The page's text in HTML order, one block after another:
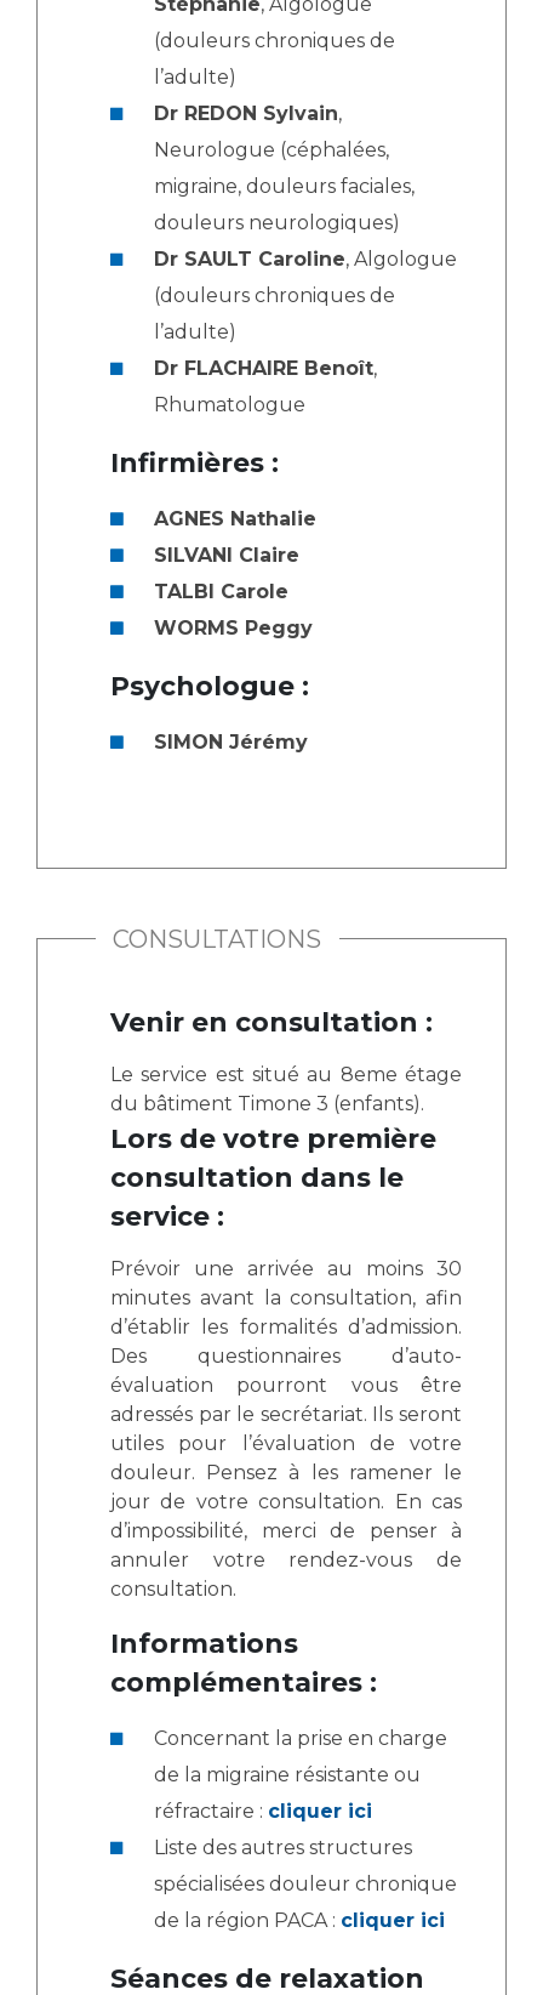
(douleurs chroniques de
l’adulte)
Dr REDON Sylvain,
Neurologue (céphalées,
migraine, douleurs faciales,
douleurs neurologiques)
Dr SAULT Caroline, Algologue
(douleurs chroniques de
l’adulte)
Dr FLACHAIRE Benoît,
Rhumatologue
Infirmières :
AGNES Nathalie
SILVANI Claire
TALBI Carole
WORMS Peggy
Psychologue :
SIMON Jérémy
CONSULTATIONS
Venir en consultation :
Le service est situé au 8eme étage
du bâtiment Timone 3 (enfants).
Lors de votre première
consultation dans le
service :
Prévoir une arrivée au moins 30
minutes avant la consultation, afin
d’établir les formalités d’admission.
Des questionnaires d’auto-
évaluation pourront vous être
adressés par le secrétariat. Ils seront
utiles pour l’évaluation de votre
douleur. Pensez à les ramener le
jour de votre consultation. En cas
d’impossibilité, merci de penser à
annuler votre rendez-vous de
consultation.
Informations
complémentaires :
Concernant la prise en charge
de la migraine résistante ou
réfractaire : cliquer ici
Liste des autres structures
spécialisées douleur chronique
de la région PACA : cliquer ici
Séances de relaxation